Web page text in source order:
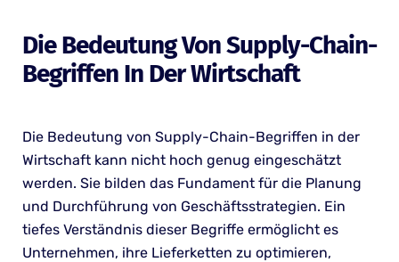
Die Bedeutung Von Supply-Chain-
Begriffen In Der Wirtschaft
Die Bedeutung von Supply-Chain-Begriffen in der
Wirtschaft kann nicht hoch genug eingeschätzt
werden. Sie bilden das Fundament für die Planung
und Durchführung von Geschäftsstrategien. Ein
tiefes Verständnis dieser Begriffe ermöglicht es
Unternehmen, ihre Lieferketten zu optimieren,